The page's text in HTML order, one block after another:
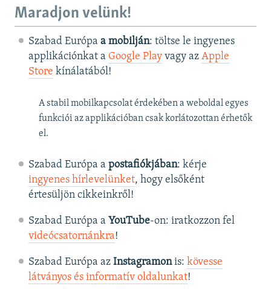
Maradjon velünk!
Szabad Európa a mobilján: töltse le ingyenes
applikációnkat a Google Playvagy az Apple
Store kínálatából!
A stabil mobilkapcsolat érdekében a weboldal egyes
funkciói az applikációban csak korlátozottan érhetők
el.
Szabad Európa a postafiókjában: kérje
ingyenes hírlevelünket, hogy elsőként
értesüljön cikkeinkről!
Szabad Európa a YouTube-on: iratkozzon fel
videócsatornánkra!
Szabad Európa az Instagramonis: kövesse
látványos és informatív oldalunkat! ​